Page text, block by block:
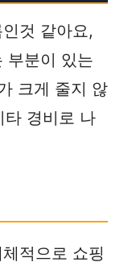
것 같아요,
부분이 있는
크게 줄지 않
경비로 나
적으로 쇼핑